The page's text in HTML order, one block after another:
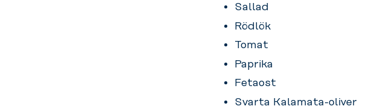
Sallad
Rödlök
Tomat
Paprika
Fetaost
Svarta Kalamata-oliver